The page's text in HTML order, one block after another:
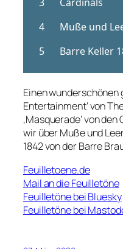
Einen wunderschönen
Entertainment‘ von
‚Masquerade‘ von
wir über Muße und
1842 von der Barre
Feuilletoene.de
Mail an die Feuilletöne
Feuilletöne bei Bluesky
Feuilletöne bei